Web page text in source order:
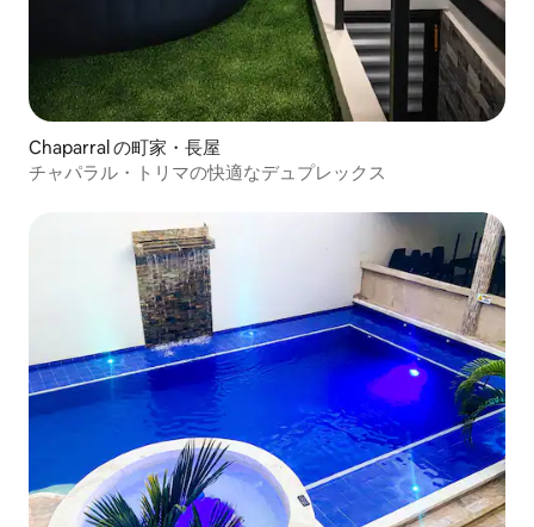
Chaparral の町家・長屋
チャパラル・トリマの快適なデュプレックス